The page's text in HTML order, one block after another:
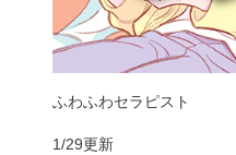
ふわふわセラピスト
1/29更新